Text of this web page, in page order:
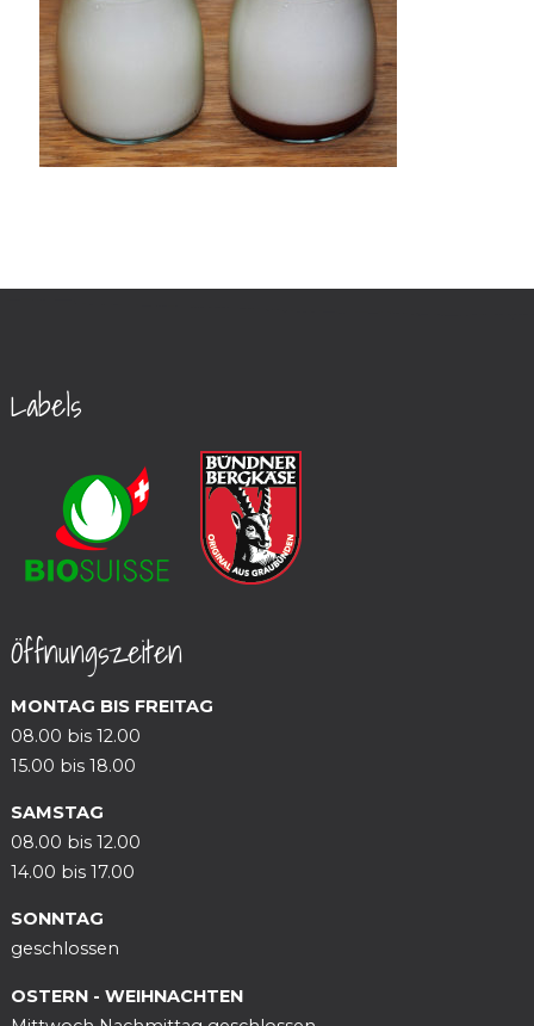
Labels
Öffnungszeiten
MONTAG BIS FREITAG
08.00 bis 12.00
15.00 bis 18.00
SAMSTAG
08.00 bis 12.00
14.00 bis 17.00
SONNTAG
geschlossen
OSTERN - WEIHNACHTEN